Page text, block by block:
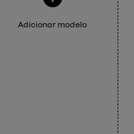
Adicionar modelo